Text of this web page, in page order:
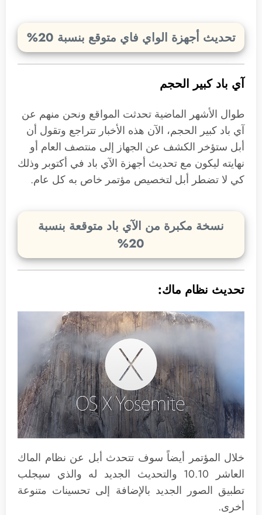
تحديث أجهزة الواي فاي متوقع بنسبة 20%
آي باد كبير الحجم
طوال الأشهر الماضية تحدثت المواقع ونحن منهم عن
آي باد كبير الحجم، الآن هذه الأخبار تتراجع وتقول أن
أبل ستؤخر الكشف عن الجهاز إلى منتصف العام أو
نهايته ليكون مع تحديث أجهزة الآي باد في أكتوبر وذلك
كي لا تضطر أبل لتخصيص مؤتمر خاص به كل عام.
نسخة مكبرة من الآي باد متوقعة بنسبة
20%
تحديث نظام ماك:
خلال المؤتمر أيضاً سوف تتحدث أبل عن نظام الماك
العاشر 10.10 والتحديث الجديد له والذي سيجلب
تطبيق الصور الجديد بالإضافة إلى تحسينات متنوعة
أخرى.